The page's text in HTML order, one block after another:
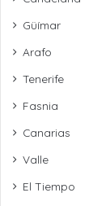
Güímar
Arafo
Tenerife
Fasnia
Canarias
Valle
El Tiempo